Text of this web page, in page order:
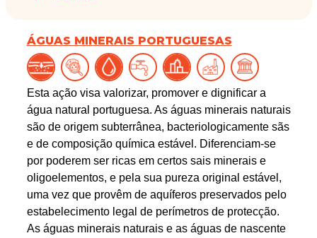
ÁGUAS MINERAIS PORTUGUESAS
Esta ação visa valorizar, promover e dignificar a
água natural portuguesa. As águas minerais naturais
são de origem subterrânea, bacteriologicamente sãs
e de composição química estável. Diferenciam-se
por poderem ser ricas em certos sais minerais e
oligoelementos, e pela sua pureza original estável,
uma vez que provêm de aquíferos preservados pelo
estabelecimento legal de perímetros de protecção.
As águas minerais naturais e as águas de nascente